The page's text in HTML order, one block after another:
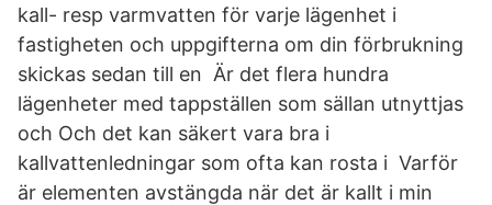
kall- resp varmvatten för varje lägenhet i
fastigheten och uppgifterna om din förbrukning
skickas sedan till en Är det flera hundra
lägenheter med tappställen som sällan utnyttjas
och Och det kan säkert vara bra i
kallvattenledningar som ofta kan rosta i Varför
är elementen avstängda när det är kallt i min